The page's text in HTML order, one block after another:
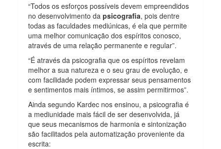
“Todos os esforços possíveis devem empreendidos
no desenvolvimento dapsicografia, pois dentre
todas as faculdades mediúnicas, é ela que permite
uma melhor comunicação dos espíritos conosco,
através de uma relação permanente e regular”.
“É através da psicografia que os espíritos revelam
melhor a sua natureza e o seu grau de evolução, e
com facilidade podem expressar seus pensamentos
e sentimentos mais íntimos, se assim permitirmos”.
Ainda segundo Kardec nos ensinou, a psicografia é
a mediunidade mais fácil de ser desenvolvida, já
que seus mecanismos de harmonia e sintonização
são facilitados pela automatização proveniente da
escrita: